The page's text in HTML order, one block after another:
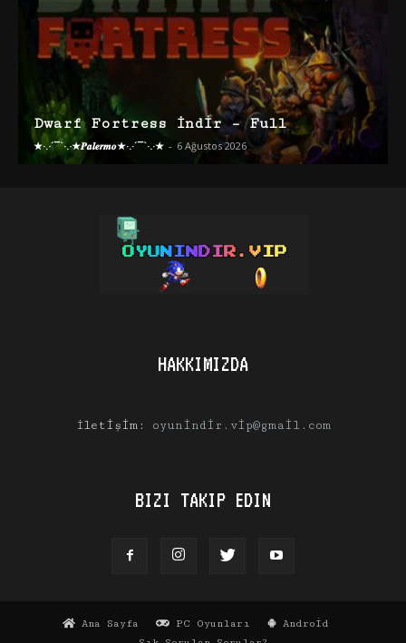
Dwarf Fortress İndir – Full
★·.·´¯`·.·★𝑷𝒂𝒍𝒆𝒓𝒎𝒐★·.·´¯`·.·★ - 6 Ağustos 2026
HAKKIMIZDA
İletişim: oyunindir.vip@gmail.com
BIZI TAKIP EDIN
Ana Sayfa PC Oyunları
Android